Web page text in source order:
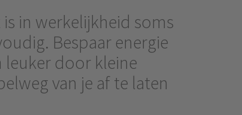
in werkelijkheid soms
Bespaar energie
leuker door kleine
van je af te laten